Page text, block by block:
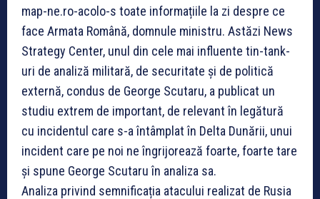
map-ne.ro-acolo-s toate informațiile la zi despre ce
face Armata Română, domnule ministru. Astăzi News
Strategy Center, unul din cele mai influente tin-tank-
uri de analiză militară, de securitate și de politică
externă, condus de George Scutaru, a publicat un
studiu extrem de important, de relevant în legătură
cu incidentul care s-a întâmplat în Delta Dunării, unui
incident care pe noi ne îngrijorează foarte, foarte tare
și spune George Scutaru în analiza sa.
Analiza privind semnificația atacului realizat de Rusia